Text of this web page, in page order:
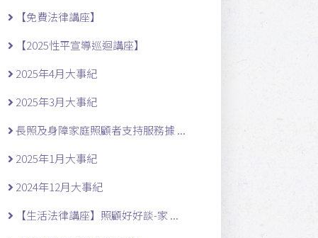
【免費法律講座】
【2025性平宣導巡迴講座】
2025年4月大事紀
2025年3月大事紀
長照及身障家庭照顧者支持服務據 ...
2025年1月大事紀
2024年12月大事紀
【生活法律講座】照顧好好談-家 ...